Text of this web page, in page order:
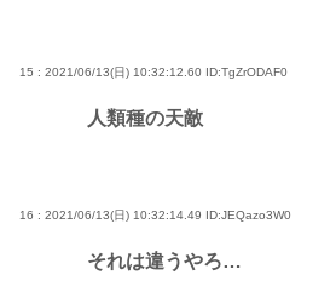
15 : 2021/06/13(日) 10:32:12.60 ID:TgZrODAF0
人類種の天敵
16 : 2021/06/13(日) 10:32:14.49 ID:JEQazo3W0
それは違うやろ…